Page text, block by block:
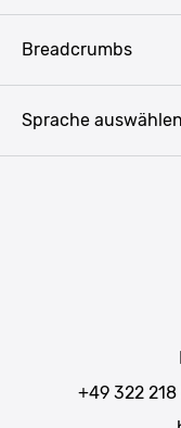
Presse
Mannschaftsfahrt
Bukarest
Breadcrumbs
+49 322 218
Sprache auswählen